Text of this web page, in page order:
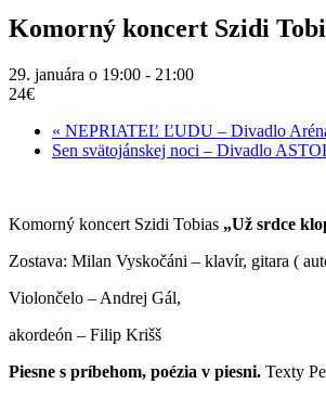
Komorný koncert Szidi
29. januára o 19:00 - 21:00
24€
« NEPRIATEĽ ĽUDU – Divadlo
Sen svätojánskej noci – Divadlo
Komorný koncert Szidi Tobias „Už srdce
Zostava: Milan Vyskočáni – klavír, gitara (
Violončelo – Andrej Gál,
akordeón – Filip Krišš
Piesne s príbehom, poézia v piesni. Texty